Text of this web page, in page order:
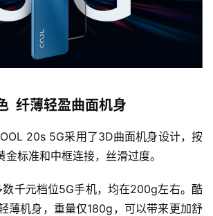
纤薄轻盈曲面机身
20s 5G采用了3D曲面机身设计，按
标准和中框连接，丝滑过度。
数千元档位5G手机，均在200g左右。酷
薄机身，重量仅180g，可以带来更加舒